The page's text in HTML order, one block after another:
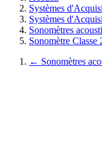
Systèmes
Systèmes
Sonomètres
Sonomètre
← Sonomètres